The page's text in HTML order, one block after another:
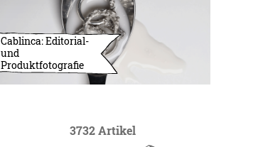
Cablinca: Editorial-
und
Produktfotografie
3732 Artikel